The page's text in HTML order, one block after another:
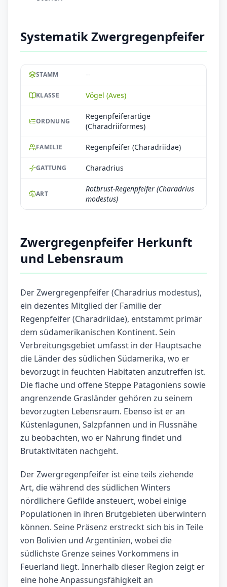
Systematik Zwergregenpfeifer
STAMM --
KLASSE Vögel (Aves)
ORDNUNG
Regenpfeiferartige
(Charadriiformes)
FAMILIE Regenpfeifer (Charadriidae)
GATTUNG Charadrius
ART
Rotbrust-Regenpfeifer (Charadrius
modestus)
Zwergregenpfeifer Herkunft
und Lebensraum
Der Zwergregenpfeifer (Charadrius modestus),
ein dezentes Mitglied der Familie der
Regenpfeifer (Charadriidae), entstammt primär
dem südamerikanischen Kontinent. Sein
Verbreitungsgebiet umfasst in der Hauptsache
die Länder des südlichen Südamerika, wo er
bevorzugt in feuchten Habitaten anzutreffen ist.
Die flache und offene Steppe Patagoniens sowie
angrenzende Grasländer gehören zu seinem
bevorzugten Lebensraum. Ebenso ist er an
Küstenlagunen, Salzpfannen und in Flussnähe
zu beobachten, wo er Nahrung findet und
Brutaktivitäten nachgeht.
Der Zwergregenpfeifer ist eine teils ziehende
Art, die während des südlichen Winters
nördlichere Gefilde ansteuert, wobei einige
Populationen in ihren Brutgebieten überwintern
können. Seine Präsenz erstreckt sich bis in Teile
von Bolivien und Argentinien, wobei die
südlichste Grenze seines Vorkommens in
Feuerland liegt. Innerhalb dieser Region zeigt er
eine hohe Anpassungsfähigkeit an